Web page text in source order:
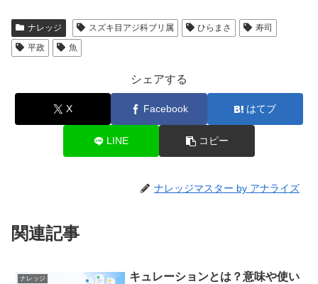
ナレッジ スズキ目アジ科ブリ属 ひらまさ
寿司
平政
魚
シェアする
X Facebook はてブ
LINE コピー
ナレッジマスター by アナライズ
関連記事
ナレッジ
キュレーションとは？意味や使い